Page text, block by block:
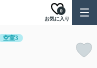
お気に入り
0
空室3